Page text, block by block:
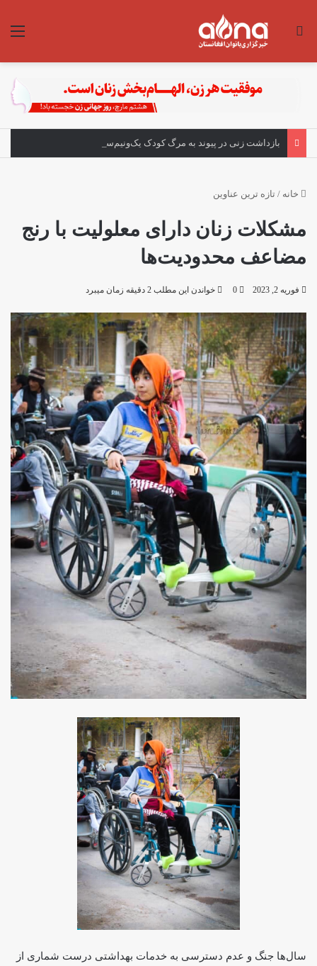
جستجو برای
بازداشت زنی در پیوند به مرگ کودک یک‌ونیم‌ساله در هرات
خانه / تازه ترین عناوین
مشکلات زنان دارای معلولیت با رنج
مضاعف محدودیت‌ها
فوریه 2, 2023 0 خواندن این مطلب 2 دقیقه زمان میبرد
سال‌ها جنگ و عدم دسترسی به خدمات بهداشتی درست شماری از